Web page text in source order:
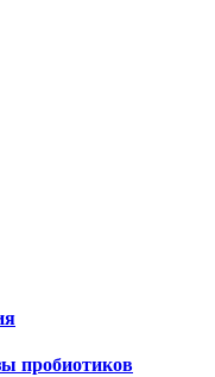
пробиотиков